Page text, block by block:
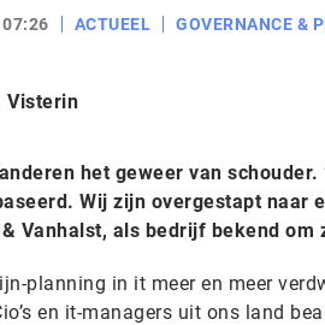
07:26 ACTUEEL GOVERNANCE &
Visterin
het geweer van
Wij zijn overgestapt naar
Vanhalst, als bedrijf bekend om
planning in it meer en meer
en it-managers uit ons land